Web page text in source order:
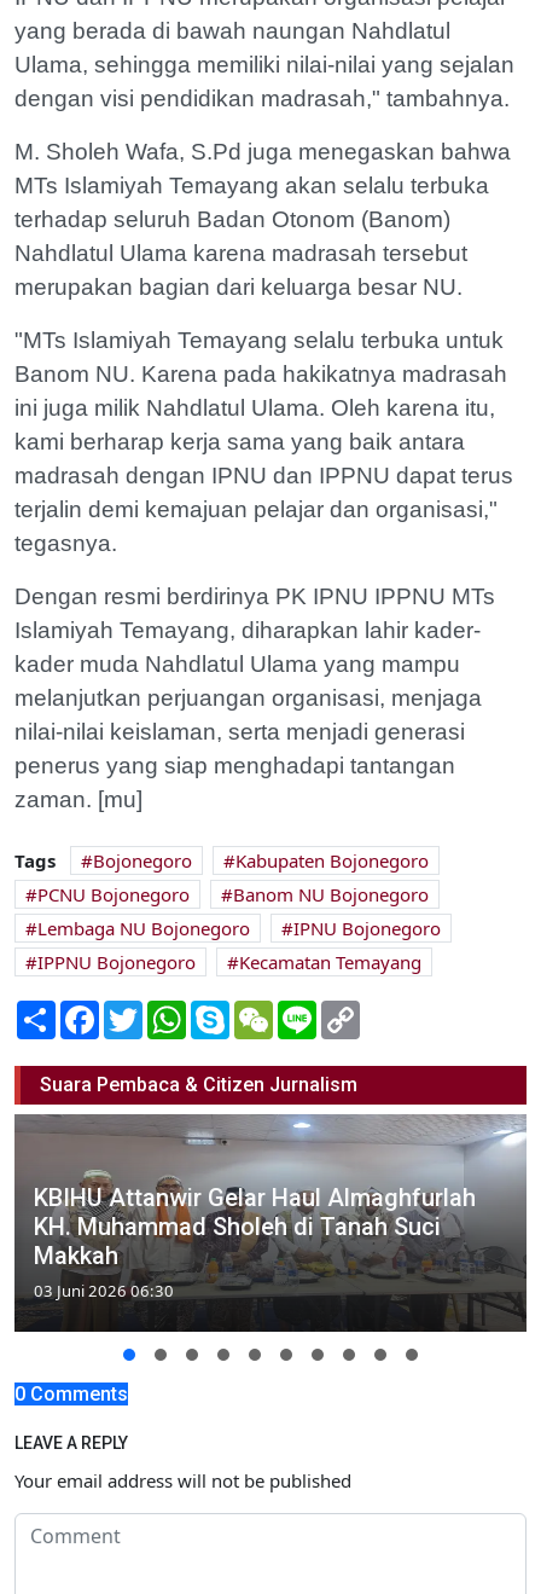
yang berada di bawah naungan Nahdlatul
Ulama, sehingga memiliki nilai-nilai yang sejalan
dengan visi pendidikan madrasah," tambahnya.
M. Sholeh Wafa, S.Pd juga menegaskan bahwa
MTs Islamiyah Temayang akan selalu terbuka
terhadap seluruh Badan Otonom (Banom)
Nahdlatul Ulama karena madrasah tersebut
merupakan bagian dari keluarga besar NU.
"MTs Islamiyah Temayang selalu terbuka untuk
Banom NU. Karena pada hakikatnya madrasah
ini juga milik Nahdlatul Ulama. Oleh karena itu,
kami berharap kerja sama yang baik antara
madrasah dengan IPNU dan IPPNU dapat terus
terjalin demi kemajuan pelajar dan organisasi,"
tegasnya.
Dengan resmi berdirinya PK IPNU IPPNU MTs
Islamiyah Temayang, diharapkan lahir kader-
kader muda Nahdlatul Ulama yang mampu
melanjutkan perjuangan organisasi, menjaga
nilai-nilai keislaman, serta menjadi generasi
penerus yang siap menghadapi tantangan
zaman. [mu]
Tags Bojonegoro
Kabupaten Bojonegoro
PCNU Bojonegoro
Banom NU Bojonegoro
Lembaga NU Bojonegoro
IPNU Bojonegoro
IPPNU Bojonegoro
Kecamatan Temayang
Share Facebook
TwitterWhatsApp
SkypeWeChatLine
Suara Pembaca & Citizen Jurnalism
KBIHU Attanwir Gelar Haul Almaghfurlah
KH. Muhammad Sholeh di Tanah Suci
Makkah
03 Juni 2026 06:30
0 Comments
LEAVE A REPLY
Your email address will not be published